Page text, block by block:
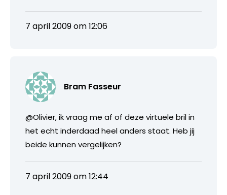
7 april 2009 om 12:06
Bram Fasseur
@Olivier, ik vraag me af of deze virtuele bril in
het echt inderdaad heel anders staat. Heb jij
beide kunnen vergelijken?
7 april 2009 om 12:44